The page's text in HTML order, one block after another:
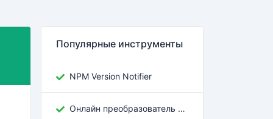
Популярные инструменты
NPM Version Notifier
Онлайн преобразователь кодировок грузинского текста